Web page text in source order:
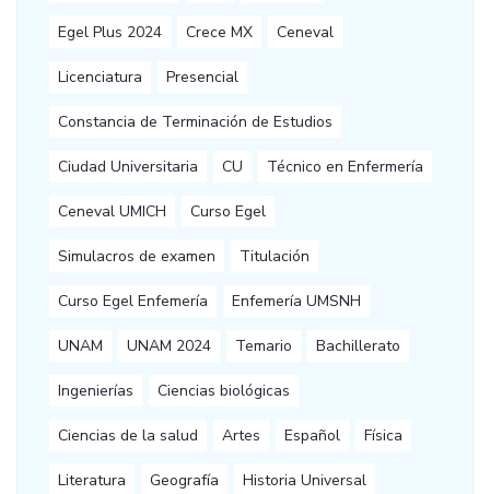
Egel Plus 2024 Crece MX Ceneval
Licenciatura Presencial
Constancia de Terminación de Estudios
Ciudad Universitaria CU Técnico en Enfermería
Ceneval UMICH Curso Egel
Simulacros de examen Titulación
Curso Egel Enfemería Enfemería UMSNH
UNAM UNAM 2024 Temario Bachillerato
Ingenierías Ciencias biológicas
Ciencias de la salud Artes Español Física
Literatura Geografía Historia Universal